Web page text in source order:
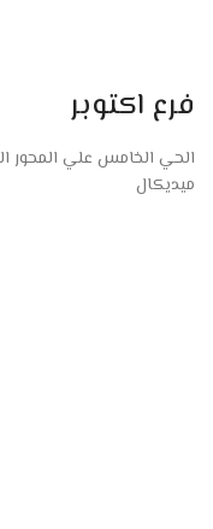
فرع اكتوبر
الحي الخامس علي المحور
ميديكال